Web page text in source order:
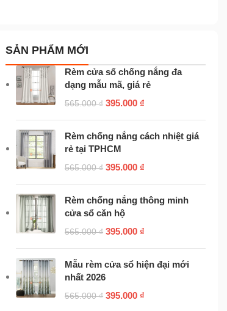
SẢN PHẨM MỚI
Rèm cửa sổ chống nắng đa
dạng mẫu mã, giá rẻ
565.000₫ 395.000 ₫
Rèm chống nắng cách nhiệt giá
rẻ tại TPHCM
565.000₫ 395.000 ₫
Rèm chống nắng thông minh
cửa sổ căn hộ
565.000₫ 395.000 ₫
Mẫu rèm cửa sổ hiện đại mới
nhất 2026
565.000₫ 395.000 ₫